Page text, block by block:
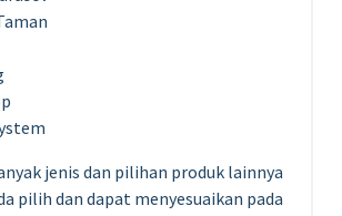
jenis dan pilihan produk lainnya
pilih dan dapat menyesuaikan pada